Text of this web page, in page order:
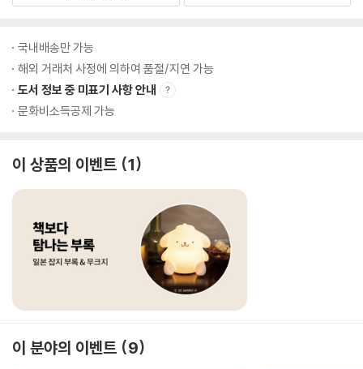
국내배송만 가능
해외 거래처 사정에 의하여 품절/지연 가능
도서 정보 중 미표기 사항 안내
문화비소득공제 가능
이 상품의 이벤트 1
이 분야의 이벤트 9